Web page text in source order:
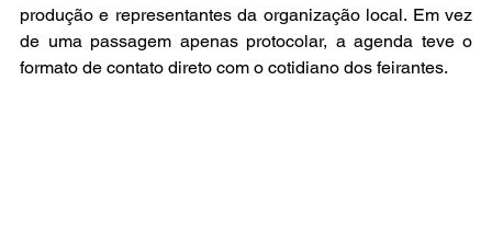
produção e representantes da organização local. Em vez
de uma passagem apenas protocolar, a agenda teve o
formato de contato direto com o cotidiano dos feirantes.